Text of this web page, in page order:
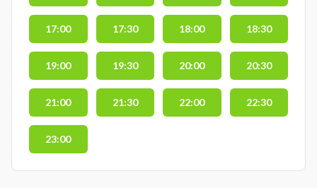
17:00 17:30 18:00 18:30
19:00 19:30 20:00 20:30
21:00 21:30 22:00 22:30
23:00